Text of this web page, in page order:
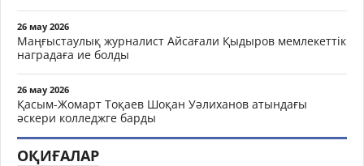
26 мау 2026
Маңғыстаулық журналист Айсағали Қыдыров мемлекеттік
наградаға ие болды
26 мау 2026
Қасым-Жомарт Тоқаев Шоқан Уәлиханов атындағы
әскери колледжге барды
ОҚИҒАЛАР